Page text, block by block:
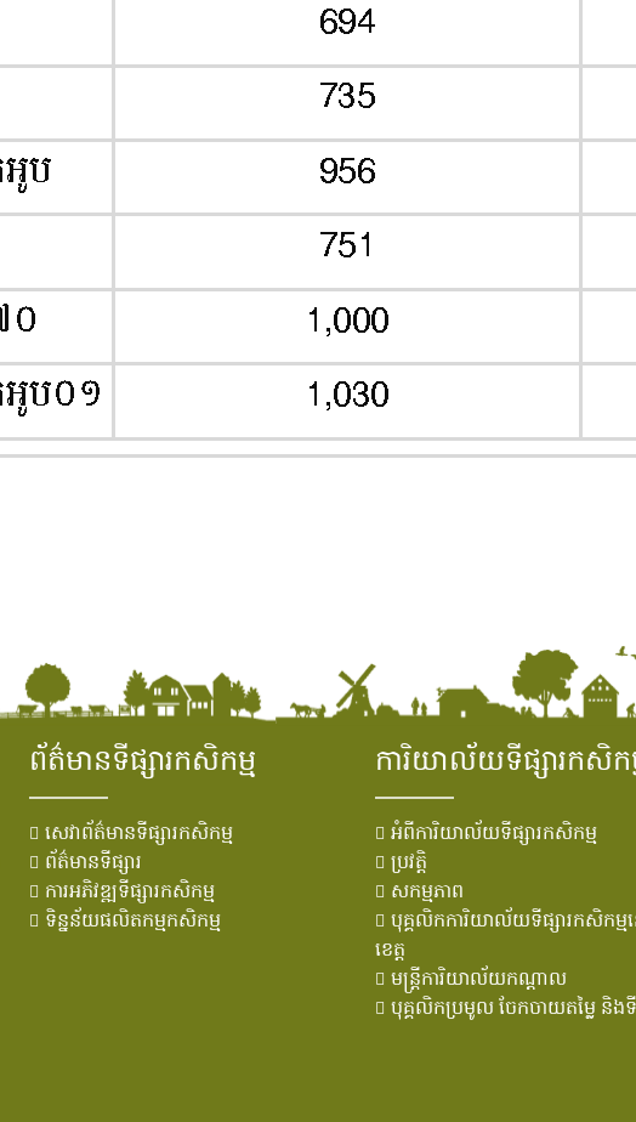
ព័ត៌មានទីផ្សារកសិកម្ម
សេវាព័ត៌មានទីផ្សារកសិកម្ម
ព័ត៌មានទីផ្សារ
ការអភិវឌ្ឍទីផ្សារកសិកម្ម
ទិន្នន័យផលិតកម្មកសិកម្ម
ការិយាល័យទីផ្សារកសិក
អំពីការិយាល័យទីផ្សារកសិកម្ម
ប្រវតិ្ត
សកម្មភាព
បុគ្គលិកការិយាល័យទីផ្សារកសិកម្ម
ខេត្ត
មន្រ្ដីការិយាល័យកណ្ដាល
បុគ្គលិកប្រមូល ចែកចាយតម្លៃ និង